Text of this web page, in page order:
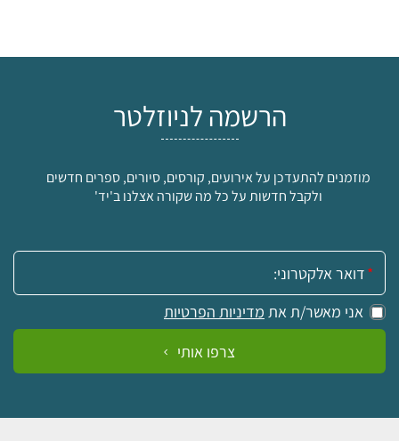
הרשמה לניוזלטר
מוזמנים להתעדכן על אירועים, קורסים, סיורים, ספרים חדשים
ולקבל חדשות על כל מה שקורה אצלנו ב'יד'
אימייל:
אני מאשר/ת את מדיניות הפרטיות
צרפו אותי